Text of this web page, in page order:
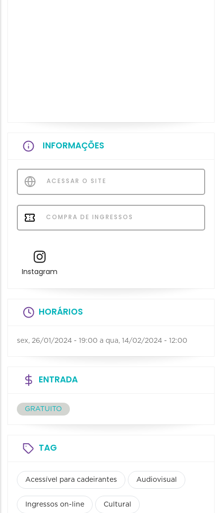
INFORMAÇÕES
ACESSAR O SITE
COMPRA DE INGRESSOS
Instagram
HORÁRIOS
sex, 26/01/2024 - 19:00 a qua, 14/02/2024 - 12:00
ENTRADA
GRATUITO
TAG
Acessível para cadeirantes Audiovisual
Ingressos on-line Cultural